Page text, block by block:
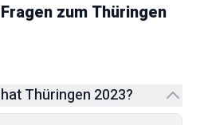
zum Thüringen
Thüringen 2023?